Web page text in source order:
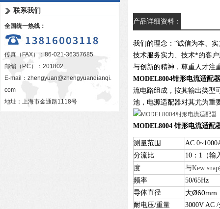
联系我们
全国统一热线：
传真（FAX）：86-021-36357685
邮编（P.C）：201802
E-mail： zhengyuan@zhengyuandianqi.
com
地址：上海市金通路1118号
产品详细资料：
我们的理念：“诚信为本、
技术服务实力、技术*的客
与创新的精神，尊重人才注
MODEL8004钳形电流适配器
流电路组成，按其输出类型
池，电源适配器对其尤为重
MODEL8004 钳形电流适配
测量范围
AC
分流比
10：1（输
度
与Kew
频率
50/65Hz
导体直径
大Ø60mm
耐电压/重量
3000V AC